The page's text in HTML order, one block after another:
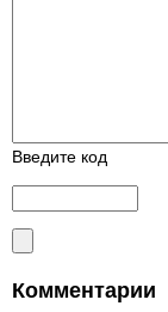
Введите код
Комментарии